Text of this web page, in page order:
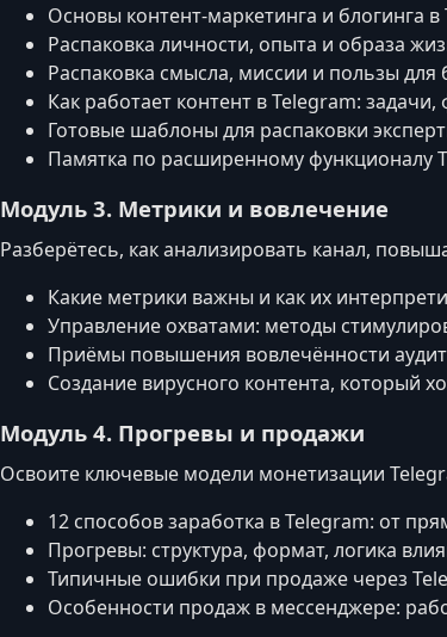
Основы контент-маркетинга и блогинга в
Распаковка личности, опыта и образа
Распаковка смысла, миссии и пользы для
Как работает контент в Telegram:
Готовые шаблоны для распаковки
Памятка по расширенному функционалу
Модуль 3. Метрики и вовлечение
Разберётесь, как анализировать канал,
Какие метрики важны и как их
Управление охватами: методы
Приёмы повышения вовлечённости
Создание вирусного контента, который
Модуль 4. Прогревы и продажи
Освоите ключевые модели монетизации
12 способов заработка в Telegram: от
Прогревы: структура, формат, логика
Типичные ошибки при продаже через
Особенности продаж в мессенджере: